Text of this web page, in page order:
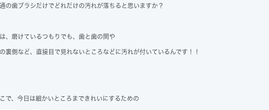
の歯ブラシだけでどれだけの汚れが落ちると思いますか？
、磨けているつもりでも、歯と歯の間や
裏側など、直接目で見れないところなどに汚れが付いているんです！！
で、今日は細かいところまできれいにするための